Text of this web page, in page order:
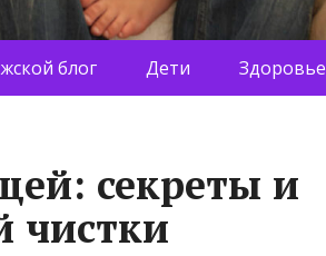
блог Дети Здоровье
секреты и
чистки